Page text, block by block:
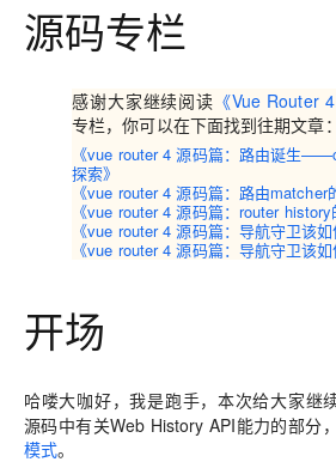
源码专栏
感谢大家继续阅读 《Vue Router
专栏，你可以在下面找到往期文章：
《vue router 4 源码篇：路由诞生
探索》
《vue router 4 源码篇：路由matcher
《vue router 4 源码篇：router history
《vue router 4 源码篇：导航守卫该如
《vue router 4 源码篇：导航守卫该如
开场
哈喽大咖好，我是跑手，本次给大家继
源码中有关Web History API能力的部分
模式。